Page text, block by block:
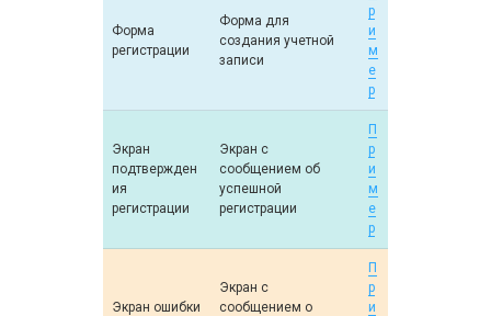
Форма
регистрации
Форма для
создания учетной
записи
р
и
м
е
р
Экран
подтвержден
ия
регистрации
Экран с
сообщением об
успешной
регистрации
П
р
и
м
е
р
Экран ошибки
Экран с
сообщением о
П
р
и